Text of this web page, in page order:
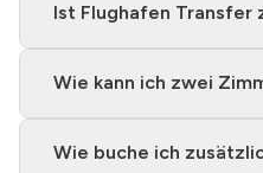
Ist Flughafen Transfer
Wie kann ich zwei
Wie buche ich